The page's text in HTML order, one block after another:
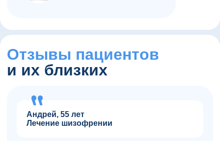
Отзывы пациентов
и их близких
Андрей, 55 лет
Лечение шизофрении